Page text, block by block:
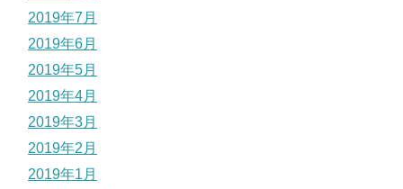
2019年7月
2019年6月
2019年5月
2019年4月
2019年3月
2019年2月
2019年1月